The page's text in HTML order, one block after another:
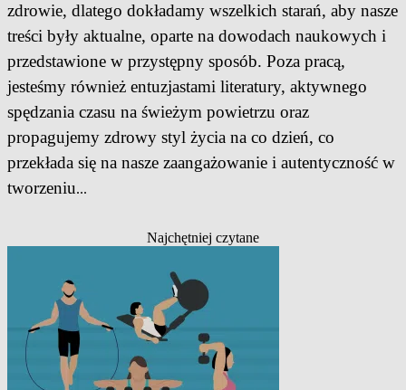
zdrowie, dlatego dokładamy wszelkich starań, aby nasze
treści były aktualne, oparte na dowodach naukowych i
przedstawione w przystępny sposób. Poza pracą,
jesteśmy również entuzjastami literatury, aktywnego
spędzania czasu na świeżym powietrzu oraz
propagujemy zdrowy styl życia na co dzień, co
przekłada się na nasze zaangażowanie i autentyczność w
tworzeniu...
Najchętniej czytane